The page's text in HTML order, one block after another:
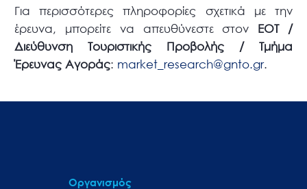
Για περισσότερες πληροφορίες σχετικά με την
έρευνα, μπορείτε να απευθύνεστε στον ΕΟΤ/
Διεύθυνση Τουριστικής Προβολής / Τμήμα
Έρευνας Αγοράς: market_research@gnto.gr.
Οργανισμός